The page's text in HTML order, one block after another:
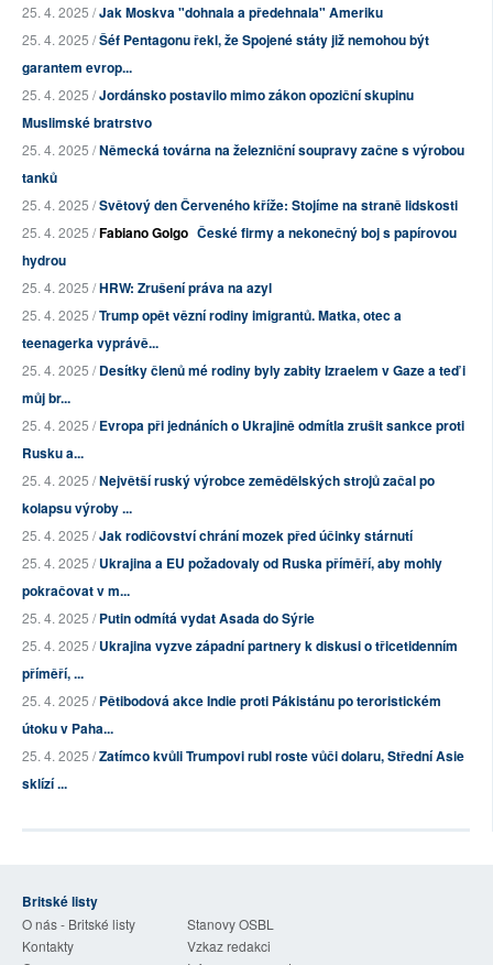
25. 4. 2025 /Jak Moskva "dohnala a předehnala" Ameriku
25. 4. 2025 /Šéf Pentagonu řekl, že Spojené státy již nemohou být
garantem evrop...
25. 4. 2025 /Jordánsko postavilo mimo zákon opoziční skupinu
Muslimské bratrstvo
25. 4. 2025 /Německá továrna na železniční soupravy začne s výrobou
tanků
25. 4. 2025 /Světový den Červeného kříže: Stojíme na straně lidskosti
25. 4. 2025 /Fabiano Golgo České firmy a nekonečný boj s papírovou
hydrou
25. 4. 2025 /HRW: Zrušení práva na azyl
25. 4. 2025 /Trump opět vězní rodiny imigrantů. Matka, otec a
teenagerka vyprávě...
25. 4. 2025 /Desítky členů mé rodiny byly zabity Izraelem v Gaze a teď i
můj br...
25. 4. 2025 /Evropa při jednáních o Ukrajině odmítla zrušit sankce proti
Rusku a...
25. 4. 2025 /Největší ruský výrobce zemědělských strojů začal po
kolapsu výroby ...
25. 4. 2025 /Jak rodičovství chrání mozek před účinky stárnutí
25. 4. 2025 /Ukrajina a EU požadovaly od Ruska příměří, aby mohly
pokračovat v m...
25. 4. 2025 /Putin odmítá vydat Asada do Sýrie
25. 4. 2025 /Ukrajina vyzve západní partnery k diskusi o třicetidenním
příměří, ...
25. 4. 2025 /Pětibodová akce Indie proti Pákistánu po teroristickém
útoku v Paha...
25. 4. 2025 /Zatímco kvůli Trumpovi rubl roste vůči dolaru, Střední Asie
sklízí ...
Britské listy
O nás - Britské listy
Stanovy OSBL
Kontakty
Vzkaz redakci